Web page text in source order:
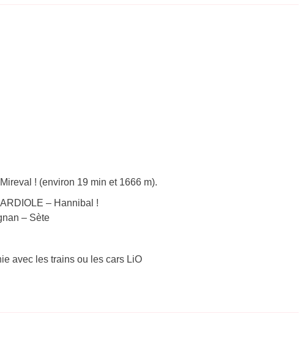
! (environ 19 min et 1666 m).
– Hannibal !
– Sète
avec les trains ou les cars LiO